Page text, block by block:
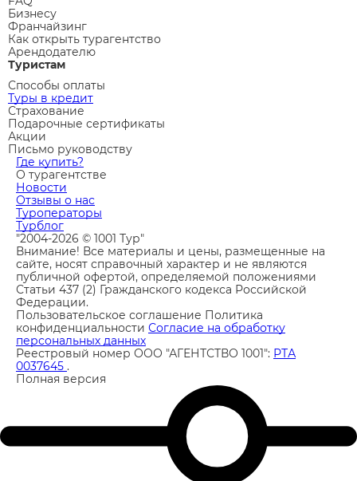
Бизнесу
Франчайзинг
Как открыть турагентство
Арендодателю
Туристам
Способы оплаты
Туры в кредит
Страхование
Подарочные сертификаты
Акции
Письмо руководству
Где купить?
О турагентстве
Новости
Отзывы о нас
Туроператоры
Турблог
"2004-2026 © 1001 Тур"
Внимание! Все материалы и цены, размещенные на
сайте, носят справочный характер и не являются
публичной офертой, определяемой положениями
Статьи 437 (2) Гражданского кодекса Российской
Федерации.
Пользовательское соглашение Политика
конфиденциальности Согласие на обработку
персональных данных
Реестровый номер ООО "АГЕНТСТВО 1001": РТА
0037645 .
Полная версия